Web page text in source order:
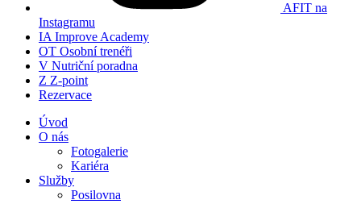
AFIT na
Instagramu
IA Improve Academy
OT Osobní trenéři
V Nutriční poradna
Z Z-point
Rezervace
Úvod
O nás
Fotogalerie
Kariéra
Služby
Posilovna